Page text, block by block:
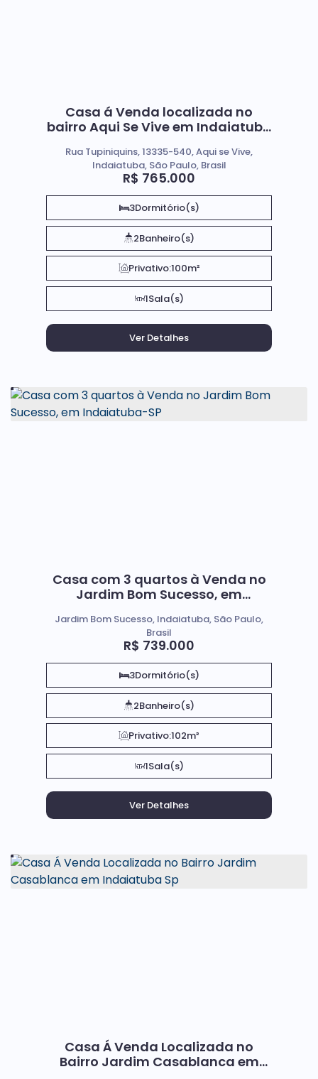
Casa á Venda localizada no
bairro Aqui Se Vive em Indaiatuba
R$ 765.000
Rua Tupiniquins, 13335-540, Aqui se Vive,
Indaiatuba, São Paulo, Brasil
3Dormitório(s)
2Banheiro(s)
Privativo:100m²
1Sala(s)
Casa com 3 quartos à Venda no
Jardim Bom Sucesso, em
R$ 739.000
Jardim Bom Sucesso, Indaiatuba, São Paulo,
Brasil
3Dormitório(s)
2Banheiro(s)
Privativo:102m²
1Sala(s)
Casa Á Venda Localizada no
Bairro Jardim Casablanca em